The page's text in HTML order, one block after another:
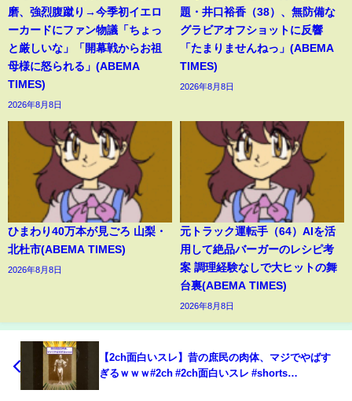
磨、強烈腹蹴り→今季初イエロ
ーカードにファン物議「ちょっ
と厳しいな」「開幕戦からお祖
母様に怒られる」(ABEMA
TIMES)
2026年8月8日
題・井口裕香（38）、無防備な
グラビアオフショットに反響
「たまりませんねっ」(ABEMA
TIMES)
2026年8月8日
ひまわり40万本が見ごろ 山梨・
北杜市(ABEMA TIMES)
2026年8月8日
元トラック運転手（64）AIを活
用して絶品バーガーのレシピ考
案 調理経験なしで大ヒットの舞
台裏(ABEMA TIMES)
2026年8月8日
【2ch面白いスレ】昔の庶民の肉体、マジでやばす
ぎるｗｗｗ#2ch #2ch面白いスレ #shorts